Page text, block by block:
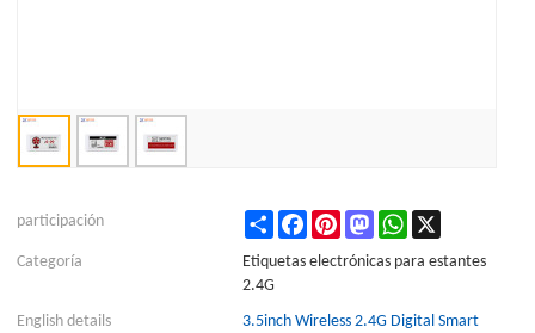
participación Share FacebookPinterestMastodonWhatsApp
Categoría
Etiquetas electrónicas para estantes
2.4G
English details
3.5inch Wireless 2.4G Digital Smart